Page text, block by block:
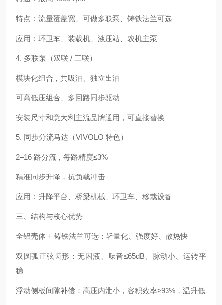
特点：流量覆盖宽、可做多联泵、铸铁法兰可选
应用：环卫车、装载机、液压站、农机主泵
4. 多联泵（双联 / 三联）
模块化组合，共吸油、独立出油
可高低压组合、多回路同步驱动
安装尺寸和意大利主流品牌通用，可直接替换
5. 同步分流马达（VIVOLO 特色）
2–16 路分流，每路精度≤3%
精准同步升降，抗负载冲击
应用：升降平台、桥梁机械、环卫车、移栽设备
三、结构与核心优势
全铝壳体 + 铸铁法兰可选：轻量化、强度好、散热快
双圆弧正弦齿形：无困液、噪音≤65dB、脉动小、运转平
稳
浮动侧板间隙补偿：高压内泄小，容积效率≥93%，温升低